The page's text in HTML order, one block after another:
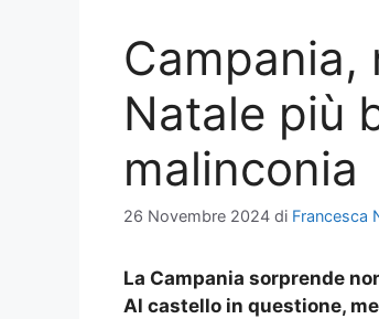
Campania,
Natale più
malinconia
26 Novembre 2024 di Francesca
La Campania sorprende
Al castello in questione,